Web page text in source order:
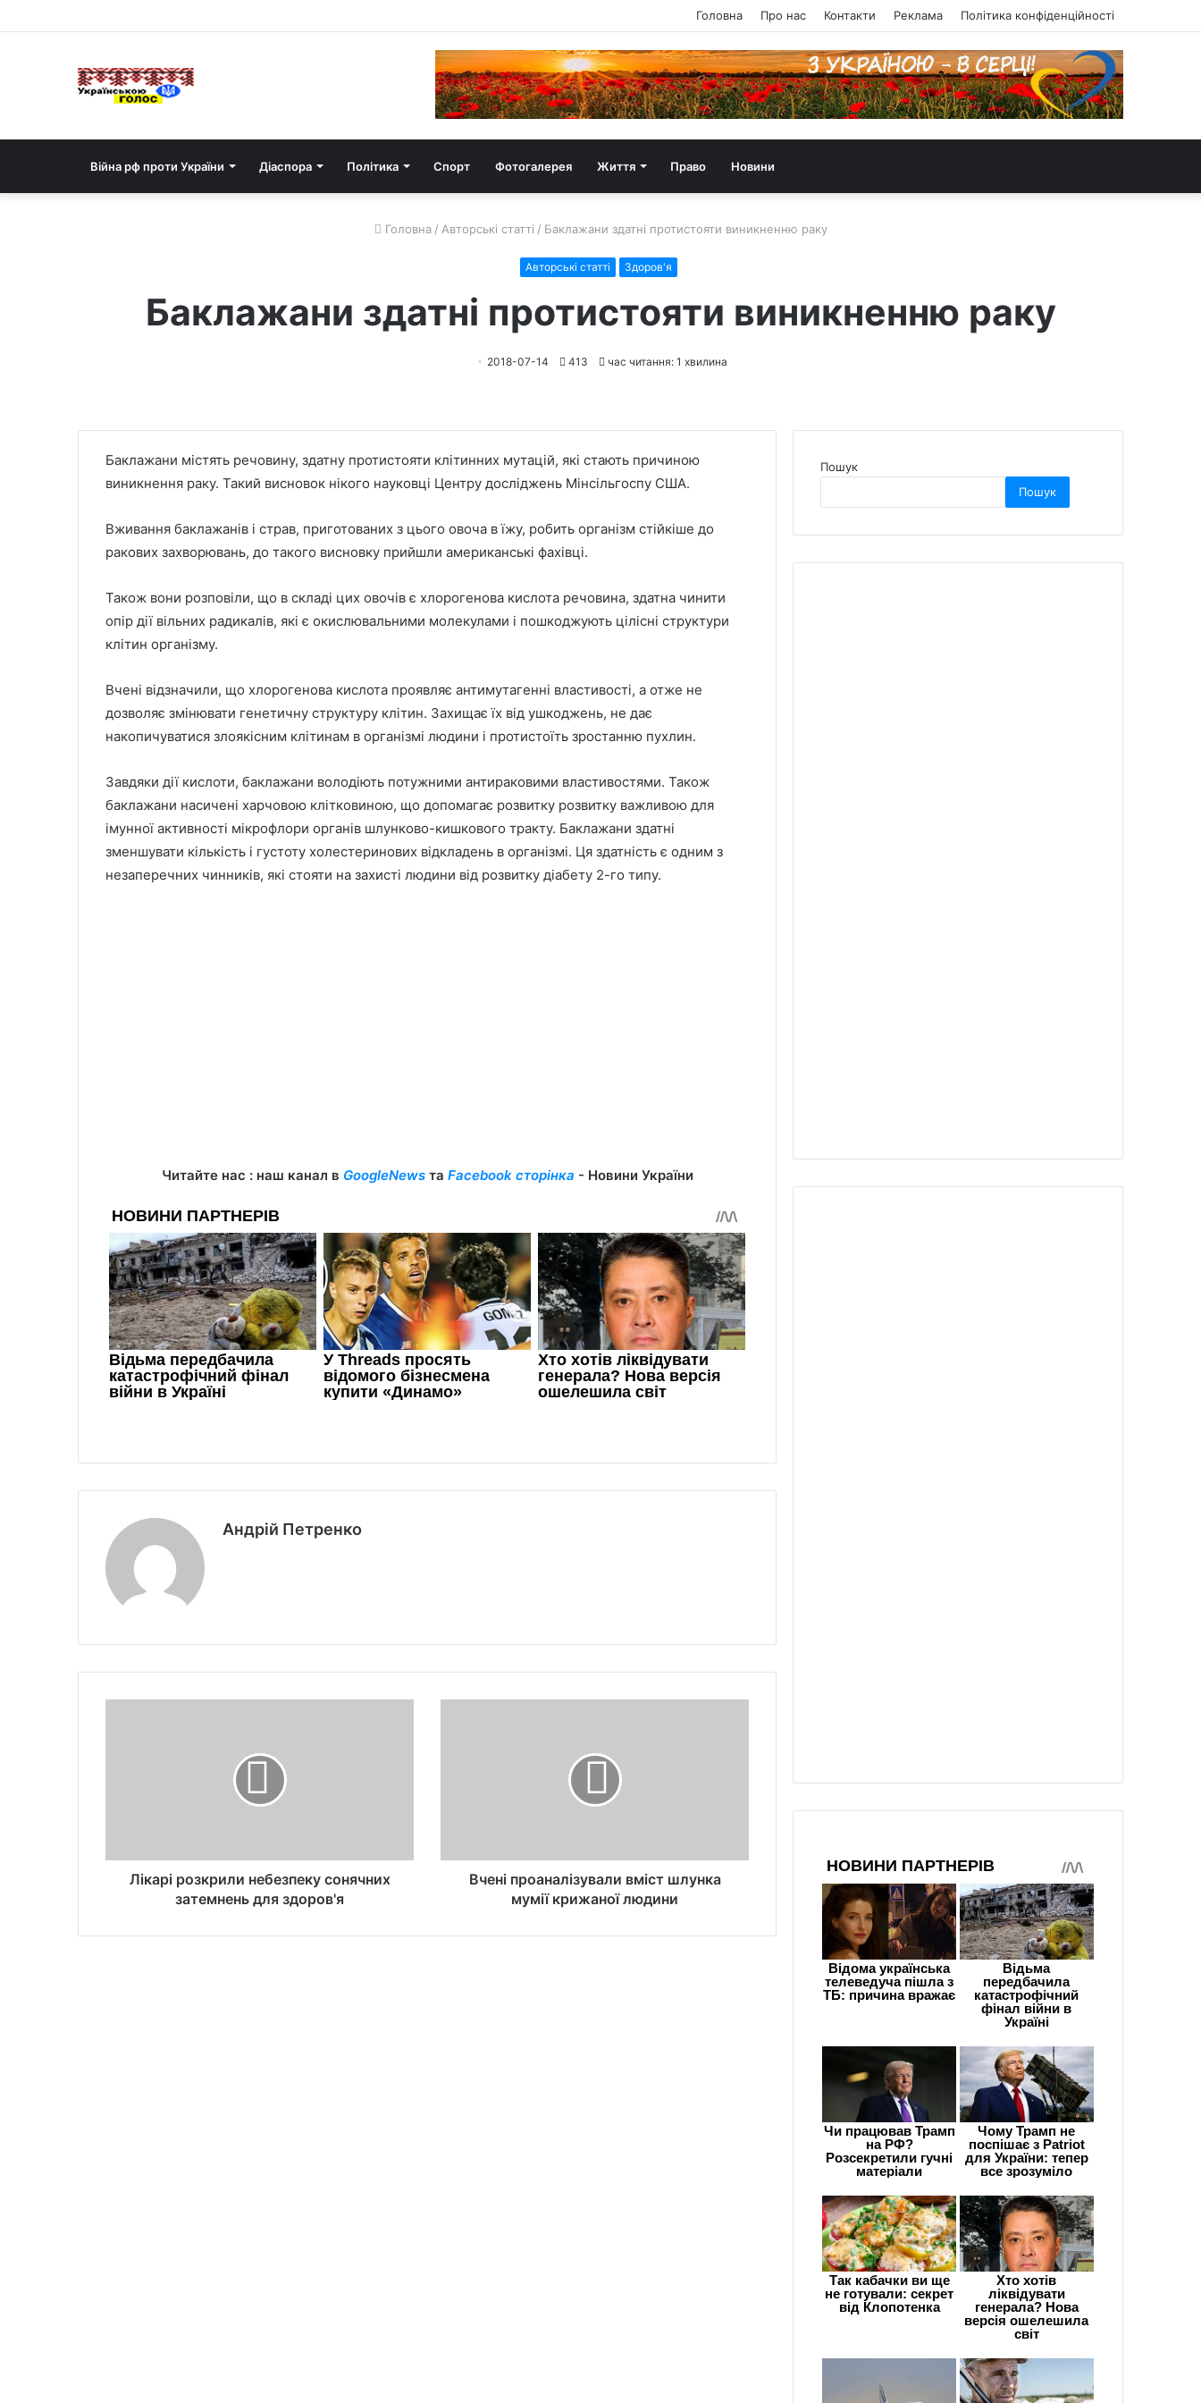
Головна Про нас Контакти Реклама Політика конфіденційності
Війна рф проти України Діаспора Політика Спорт Фотогалерея Життя Право Новини
Головна / Авторські статті / Баклажани здатні протистояти виникненню раку
Авторські статті Здоров'я
Баклажани здатні протистояти виникненню раку
2018-07-14 413 час читання: 1 хвилина
Баклажани містять речовину, здатну протистояти клітинних мутацій, які стають причиною
виникнення раку. Такий висновок нікого науковці Центру досліджень Мінсільгоспу США.
Вживання баклажанів і страв, приготованих з цього овоча в їжу, робить організм стійкіше до
ракових захворювань, до такого висновку прийшли американські фахівці.
Також вони розповіли, що в складі цих овочів є хлорогенова кислота речовина, здатна чинити
опір дії вільних радикалів, які є окислювальними молекулами і пошкоджують цілісні структури
клітин організму.
Вчені відзначили, що хлорогенова кислота проявляє антимутагенні властивості, а отже не
дозволяє змінювати генетичну структуру клітин. Захищає їх від ушкоджень, не дає
накопичуватися злоякісним клітинам в організмі людини і протистоїть зростанню пухлин.
Завдяки дії кислоти, баклажани володіють потужними антираковими властивостями. Також
баклажани насичені харчовою клітковиною, що допомагає розвитку розвитку важливою для
імунної активності мікрофлори органів шлунково-кишкового тракту. Баклажани здатні
зменшувати кількість і густоту холестеринових відкладень в організмі. Ця здатність є одним з
незаперечних чинників, які стояти на захисті людини від розвитку діабету 2-го типу.
Читайте нас : наш канал в GoogleNewsта Facebook сторінка - Новини України
Андрій Петренко
Лікарі розкрили небезпеку сонячних
затемнень для здоров'я
Вчені проаналізували вміст шлунка
мумії крижаної людини
Пошук
Пошук